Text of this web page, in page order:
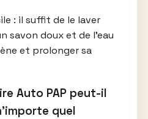
: il suffit de le laver
savon doux et de l’eau
et prolonger sa
Auto PAP peut-il
quel